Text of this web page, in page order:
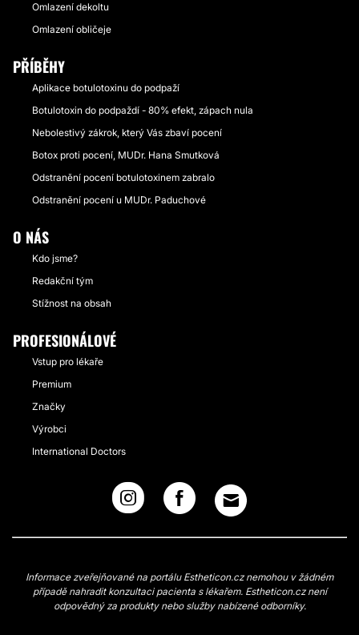
Omlazení dekoltu
Omlazení obličeje
PŘÍBĚHY
Aplikace botulotoxinu do podpaží
Botulotoxin do podpaždí - 80% efekt, zápach nula
Nebolestivý zákrok, který Vás zbaví pocení
Botox proti pocení, MUDr. Hana Smutková
Odstranění pocení botulotoxinem zabralo
Odstranění pocení u MUDr. Paduchové
O NÁS
Kdo jsme?
Redakční tým
Stížnost na obsah
PROFESIONÁLOVÉ
Vstup pro lékaře
Premium
Značky
Výrobci
International Doctors
Informace zveřejňované na portálu Estheticon.cz nemohou v žádném
případě nahradit konzultaci pacienta s lékařem. Estheticon.cz není
odpovědný za produkty nebo služby nabízené odborníky.